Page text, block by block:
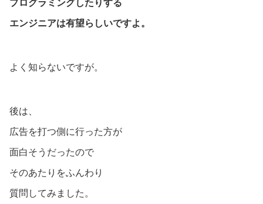
プログラミングしたりする
エンジニアは有望らしいですよ。
よく知らないですが。
後は、
広告を打つ側に行った方が
面白そうだったので
そのあたりをふんわり
質問してみました。